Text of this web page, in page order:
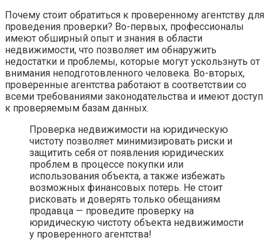
Почему стоит обратиться к проверенному агентству для
проведения проверки? Во-первых, профессионалы
имеют обширный опыт и знания в области
недвижимости, что позволяет им обнаружить
недостатки и проблемы, которые могут ускользнуть от
внимания неподготовленного человека. Во-вторых,
проверенные агентства работают в соответствии со
всеми требованиями законодательства и имеют доступ
к проверяемым базам данных.
Проверка недвижимости на юридическую
чистоту позволяет минимизировать риски и
защитить себя от появления юридических
проблем в процессе покупки или
использования объекта, а также избежать
возможных финансовых потерь. Не стоит
рисковать и доверять только обещаниям
продавца — проведите проверку на
юридическую чистоту объекта недвижимости
у проверенного агентства!